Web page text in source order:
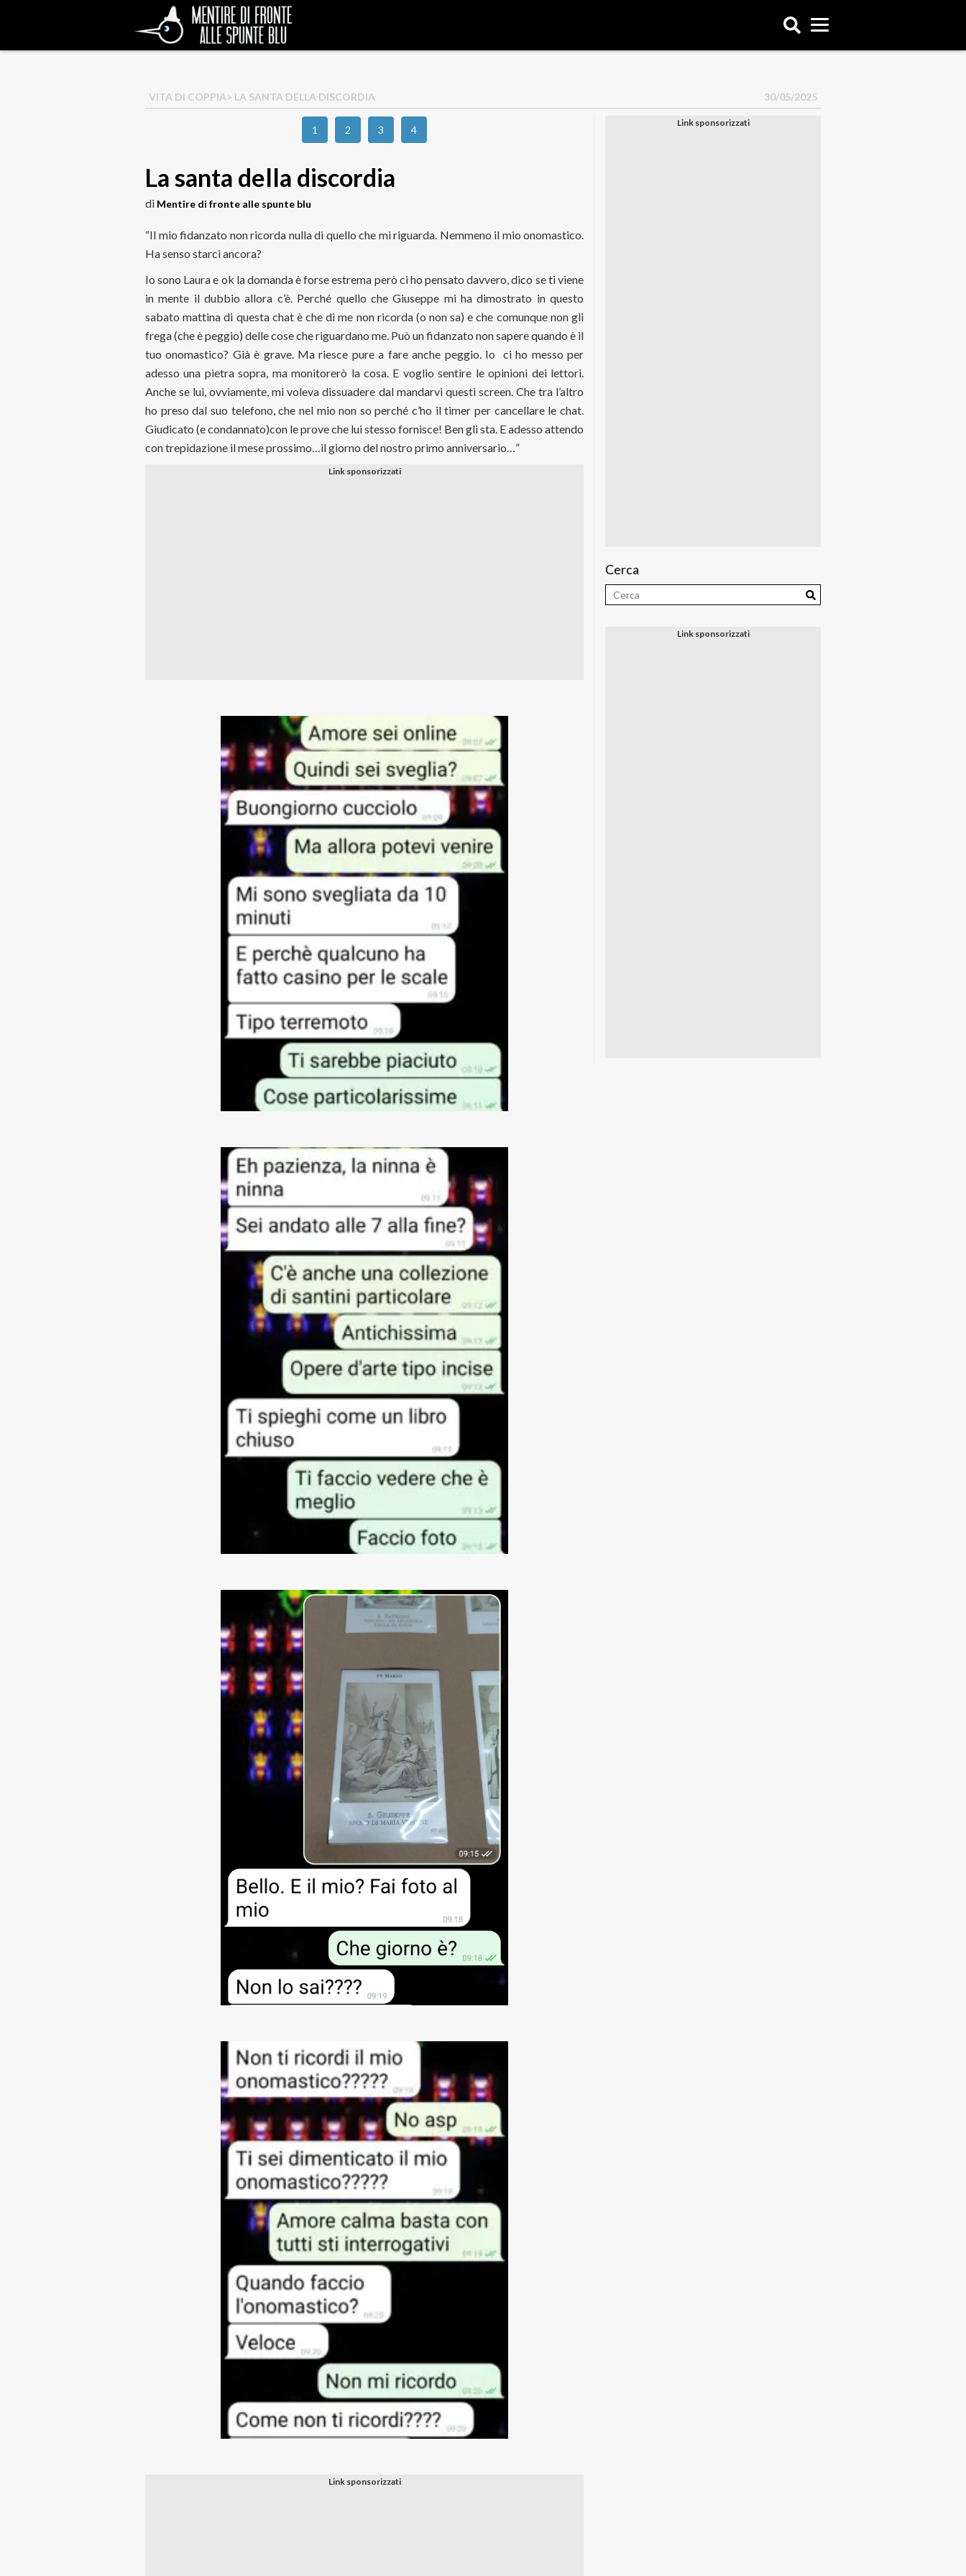
VITA DI COPPIA> LA SANTA DELLA DISCORDIA 30/05/2025
1 2 3 4
La santa della discordia
di Mentire di fronte alle spunte blu
“Il mio fidanzato non ricorda nulla di quello che mi riguarda. Nemmeno il mio onomastico.
Ha senso starci ancora?
Io sono Laura e ok la domanda è forse estrema però ci ho pensato davvero, dico se ti viene
in mente il dubbio allora c’è. Perché quello che Giuseppe mi ha dimostrato in questo
sabato mattina di questa chat è che di me non ricorda (o non sa) e che comunque non gli
frega (che è peggio) delle cose che riguardano me. Può un fidanzato non sapere quando è il
tuo onomastico? Già è grave. Ma riesce pure a fare anche peggio. Io
ci ho messo per
adesso una pietra sopra, ma monitorerò la cosa. E voglio sentire le opinioni dei lettori.
Anche se lui, ovviamente, mi voleva dissuadere dal mandarvi questi screen. Che tra l’altro
ho preso dal suo telefono, che nel mio non so perché c’ho il timer per cancellare le chat.
Giudicato (e condannato)con le prove che lui stesso fornisce! Ben gli sta. E adesso attendo
con trepidazione il mese prossimo…il giorno del nostro primo anniversario…”
Cerca